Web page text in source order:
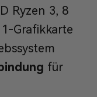
Ryzen 3, 8
Grafikkarte
für